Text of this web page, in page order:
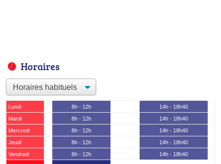
Horaires
Lundi 8h - 12h
14h - 18h40
Mardi
8h - 12h
14h - 18h40
Mercredi
8h - 12h
14h - 18h40
Jeudi
8h - 12h
14h - 18h40
Vendredi
8h - 12h
14h - 18h40